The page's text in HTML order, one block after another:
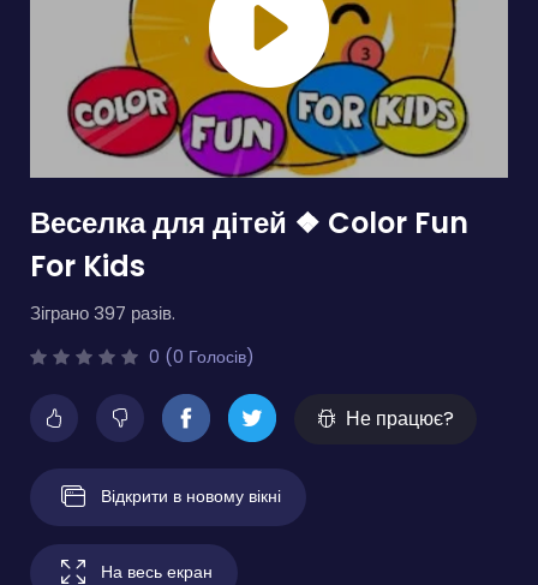
Веселка для дітей ❖ Color Fun
For Kids
Зіграно 397 разів.
0 (0 Голосів)
Не працює?
Відкрити в новому вікні
На весь екран